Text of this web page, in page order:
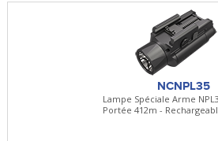
NCNPL35
Lampe Spéciale Arme
Portée 412m -